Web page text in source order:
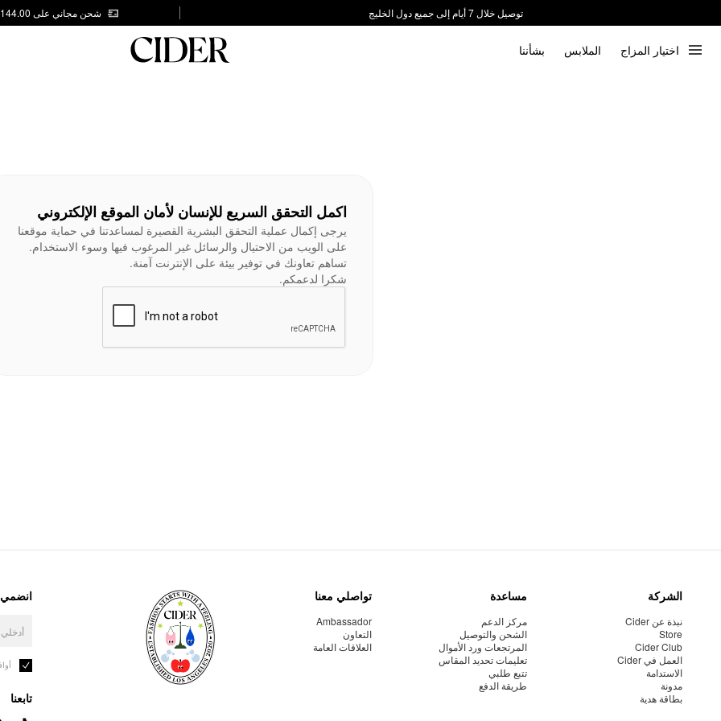
توصيل خلال 7 أيام إلى جميع دول الخليج
شحن مجاني على AED 144.00
اختيار المزاج الملابس بشأننا
اكمل التحقق السريع للإنسان لأمان الموقع الإلكتروني
يرجى إكمال عملية التحقق البشرية القصيرة لمساعدتنا في حماية موقعنا
على الويب من الاحتيال والرسائل غير المرغوب فيها وسوء الاستخدام.
تساهم تعاونك في توفير بيئة على الإنترنت آمنة.
شكرا لدعمكم.
الشركة
نبذة عن Cider
Store
Cider Club
العمل في Cider
الاستدامة
مدونة
بطاقة هدية
مساعدة
مركز الدعم
الشحن والتوصيل
المرتجعات ورد الأموال
تعليمات تحديد المقاس
تتبع طلبي
طريقة الدفع
تواصلي معنا
Ambassador
التعاون
العلاقات العامة
انضمي
تابعنا